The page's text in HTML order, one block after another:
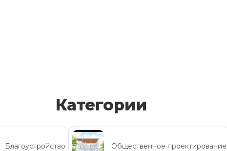
Категории
Благоустройство Общественное проектирование